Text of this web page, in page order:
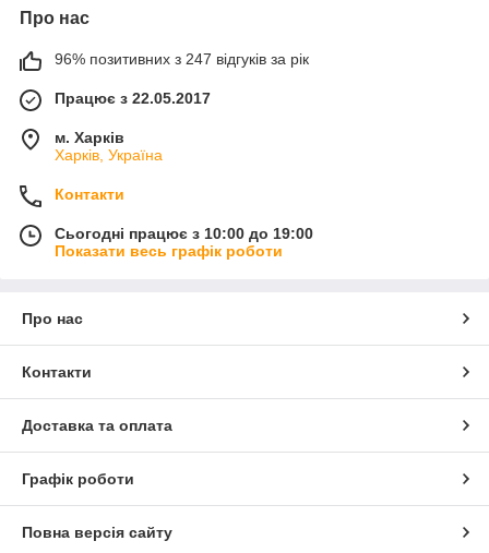
Про нас
96% позитивних з 247 відгуків за рік
Працює з 22.05.2017
м. Харків
Харків, Україна
Контакти
Сьогодні працює з 10:00 до 19:00
Показати весь графік роботи
Про нас
Контакти
Доставка та оплата
Графік роботи
Повна версія сайту